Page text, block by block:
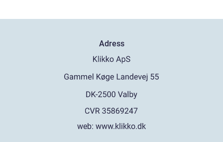
Adress
web: www.klikko.dk